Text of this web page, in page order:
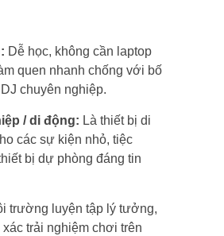
Dễ học, không cần laptop
quen nhanh chống với bố
chuyên nghiệp.
/ di động: Là thiết bị di
các sự kiện nhỏ, tiệc
bị dự phòng đáng tin
trường luyện tập lý tưởng,
trải nghiệm chơi trên